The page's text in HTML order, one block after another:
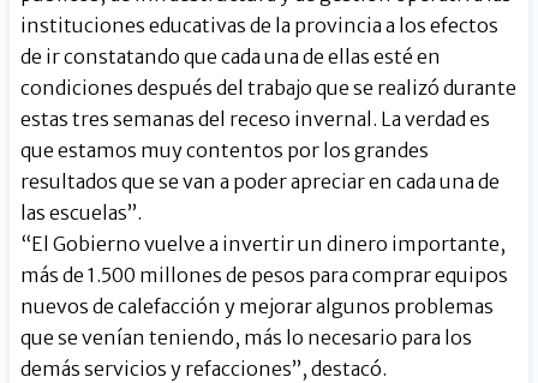
instituciones educativas de la provincia a los efectos
de ir constatando que cada una de ellas esté en
condiciones después del trabajo que se realizó durante
estas tres semanas del receso invernal. La verdad es
que estamos muy contentos por los grandes
resultados que se van a poder apreciar en cada una de
las escuelas”.
“El Gobierno vuelve a invertir un dinero importante,
más de 1.500 millones de pesos para comprar equipos
nuevos de calefacción y mejorar algunos problemas
que se venían teniendo, más lo necesario para los
demás servicios y refacciones”, destacó.